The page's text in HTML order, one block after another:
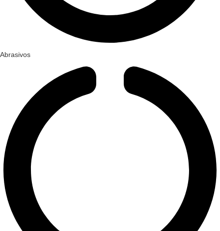
Abrasivos